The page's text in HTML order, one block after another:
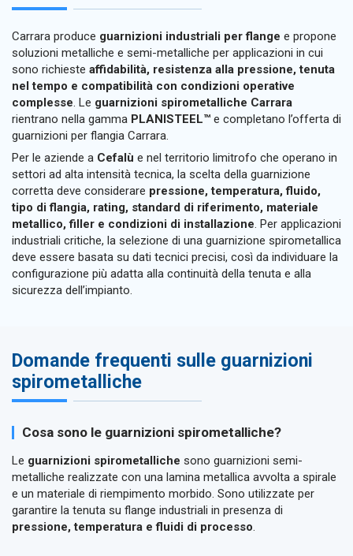
Carrara produce guarnizioni industriali per flange e propone
soluzioni metalliche e semi-metalliche per applicazioni in cui
sono richieste affidabilità, resistenza alla pressione, tenuta
nel tempo e compatibilità con condizioni operative
complesse . Le guarnizioni spirometalliche Carrara
rientrano nella gamma PLANISTEEL™ e completano l’offerta di
guarnizioni per flangia Carrara.
Per le aziende a Cefalù e nel territorio limitrofo che operano in
settori ad alta intensità tecnica, la scelta della guarnizione
corretta deve considerare pressione, temperatura, fluido,
tipo di flangia, rating, standard di riferimento, materiale
metallico, filler e condizioni di installazione. Per applicazioni
industriali critiche, la selezione di una guarnizione spirometallica
deve essere basata su dati tecnici precisi, così da individuare la
configurazione più adatta alla continuità della tenuta e alla
sicurezza dell’impianto.
Domande frequenti sulle guarnizioni
spirometalliche
Cosa sono le guarnizioni spirometalliche?
Le guarnizioni spirometalliche sono guarnizioni semi-
metalliche realizzate con una lamina metallica avvolta a spirale
e un materiale di riempimento morbido. Sono utilizzate per
garantire la tenuta su flange industriali in presenza di
pressione, temperatura e fluidi di processo.